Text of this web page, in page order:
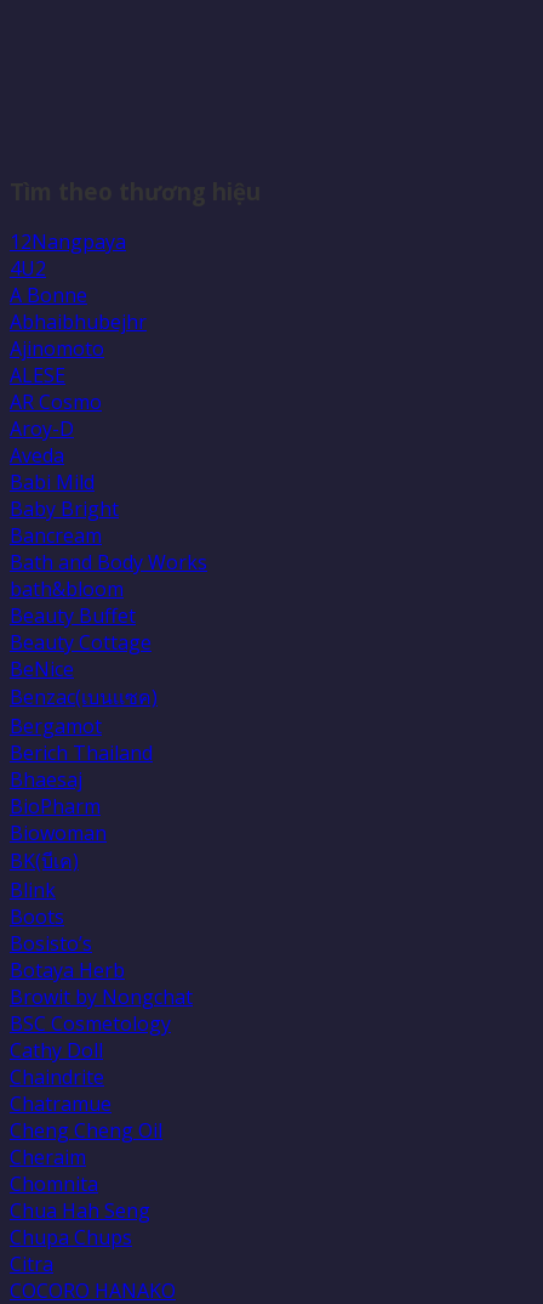
12Nangpaya
4U2
A Bonne
Abhaibhubejhr
Ajinomoto
ALESE
AR Cosmo
Aroy-D
Aveda
Babi Mild
Baby Bright
Bancream
Bath and Body Works
bath&bloom
Beauty Buffet
Beauty Cottage
BeNice
Benzac(เบนเเซค)
Bergamot
Berich Thailand
Bhaesaj
BioPharm
Biowoman
BK(บีเค)
Blink
Boots
Bosisto’s
Botaya Herb
Browit by Nongchat
BSC Cosmetology
Cathy Doll
Chaindrite
Chatramue
Cheng Cheng Oil
Cheraim
Chomnita
Chua Hah Seng
Chupa Chups
Citra
COCORO HANAKO